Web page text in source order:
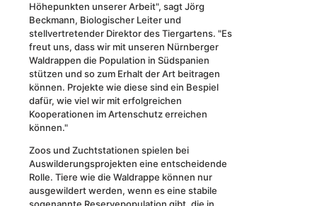
Höhepunkten unserer Arbeit", sagt Jörg
Beckmann, Biologischer Leiter und
stellvertretender Direktor des Tiergartens. "Es
freut uns, dass wir mit unseren Nürnberger
Waldrappen die Population in Südspanien
stützen und so zum Erhalt der Art beitragen
können. Projekte wie diese sind ein Bespiel
dafür, wie viel wir mit erfolgreichen
Kooperationen im Artenschutz erreichen
können."
Zoos und Zuchtstationen spielen bei
Auswilderungsprojekten eine entscheidende
Rolle. Tiere wie die Waldrappe können nur
ausgewildert werden, wenn es eine stabile